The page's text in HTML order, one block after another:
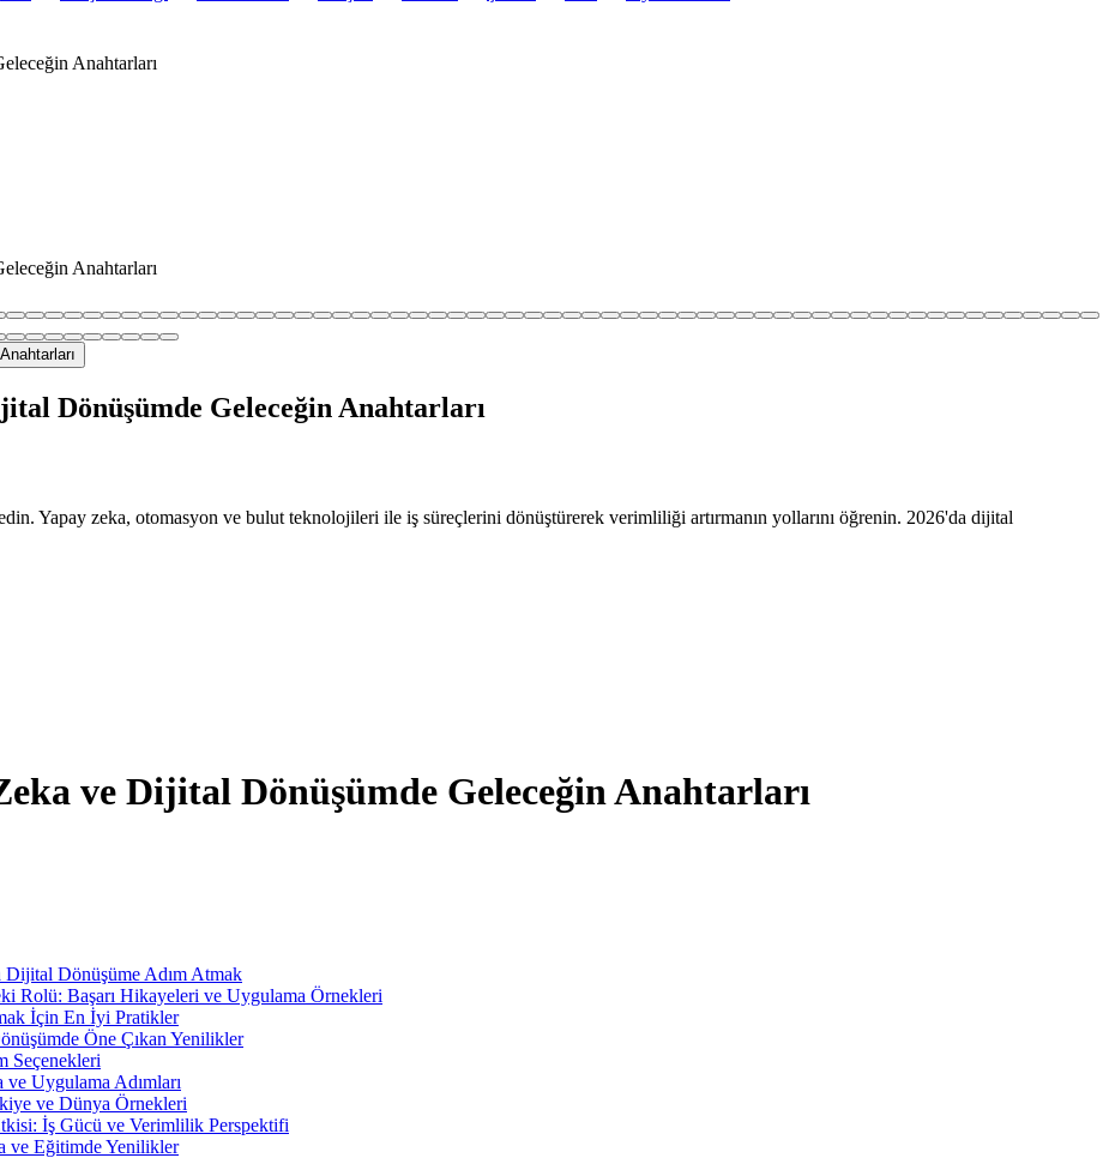
Anahtarları
Anahtarları
Dönüşümde Geleceğin Anahtarları
Yapay zeka, otomasyon ve bulut teknolojileri ile iş süreçlerini dönüştürerek verimliliği artırmanın yollarını öğrenin. 2026'da dijital
ve Dijital Dönüşümde Geleceğin Anahtarları
Dijital Dönüşüme Adım Atmak
Rolü: Başarı Hikayeleri ve Uygulama Örnekleri
İçin En İyi Pratikler
Öne Çıkan Yenilikler
Seçenekleri
Uygulama Adımları
ve Dünya Örnekleri
İş Gücü ve Verimlilik Perspektifi
ve Eğitimde Yenilikler